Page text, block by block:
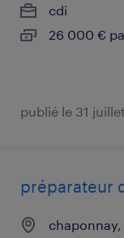
cdi
26 000 €
publié le 31
préparateur